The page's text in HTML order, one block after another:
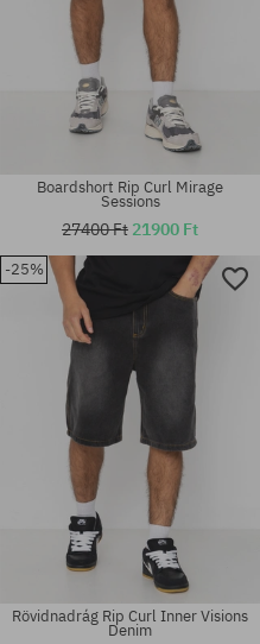
Elérhető méretek:
Boardshort Rip Curl Mirage
Sessions
27400 Ft 21900 Ft
-25%
Rövidnadrág Rip Curl Inner Visions
Denim